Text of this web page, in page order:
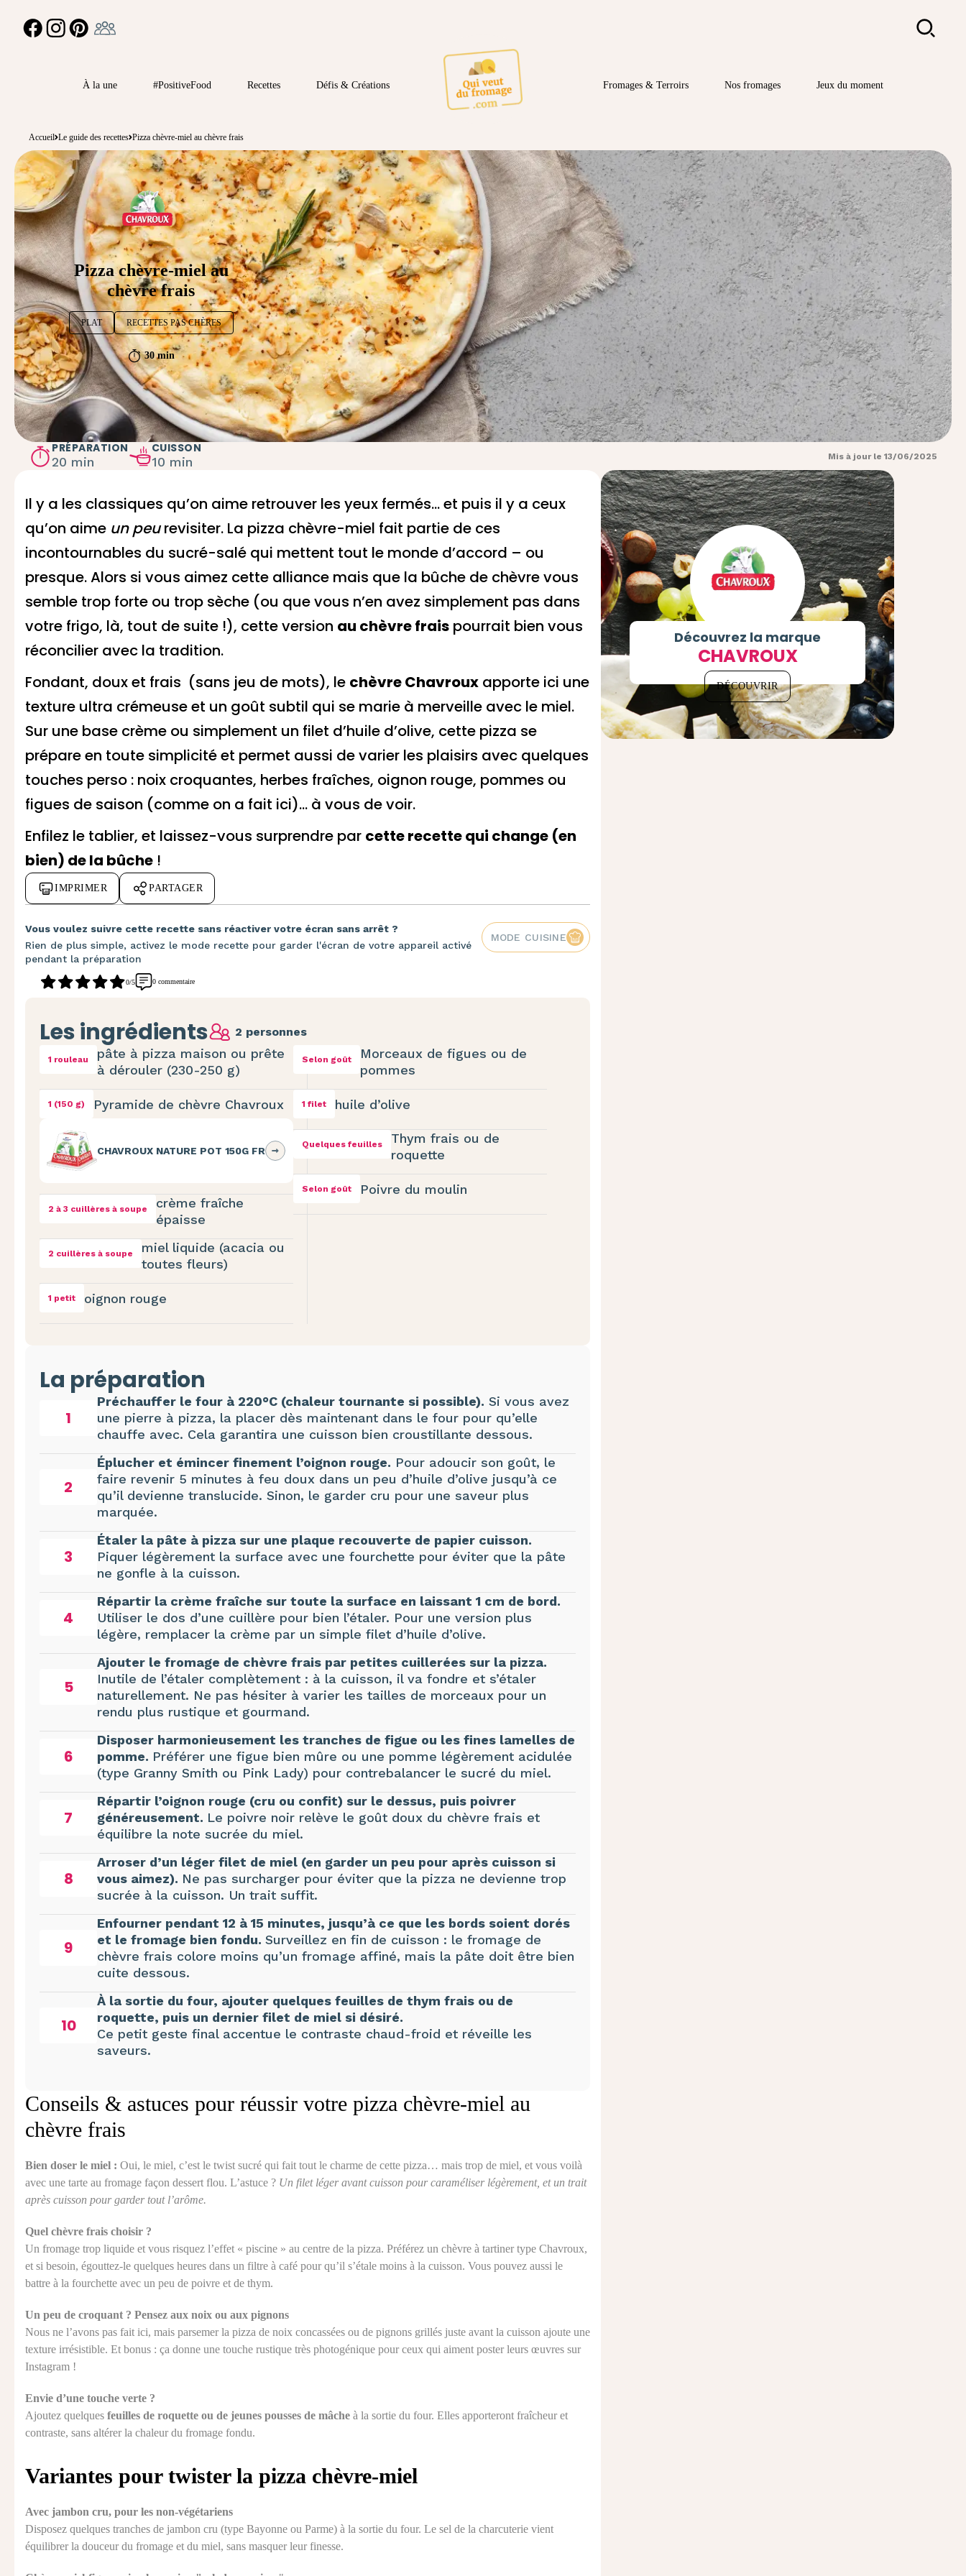
FACEBOOKINSTAGRAMPINTEREST Rechercher
À la une #PositiveFood Recettes Défis & Créations Fromages & Terroirs Nos fromages Jeux du moment
Accueil Le guide des recettes Pizza chèvre-miel au chèvre frais
Pizza chèvre-miel au
chèvre frais
PLAT RECETTES PAS CHÈRES
30 min
PRÉPARATION
20 min
CUISSON
10 min Mis à jour le 13/06/2025
Il y a les classiques qu’on aime retrouver les yeux fermés… et puis il y a ceux
qu’on aime un peurevisiter. La pizza chèvre-miel fait partie de ces
incontournables du sucré-salé qui mettent tout le monde d’accord – ou
presque. Alors si vous aimez cette alliance mais que la bûche de chèvre vous
semble trop forte ou trop sèche (ou que vous n’en avez simplement pas dans
votre frigo, là, tout de suite !), cette version au chèvre frais pourrait bien vous
réconcilier avec la tradition.
Fondant, doux et frais (sans jeu de mots), le chèvre Chavroux apporte ici une
texture ultra crémeuse et un goût subtil qui se marie à merveille avec le miel.
Sur une base crème ou simplement un filet d’huile d’olive, cette pizza se
prépare en toute simplicité et permet aussi de varier les plaisirs avec quelques
touches perso : noix croquantes, herbes fraîches, oignon rouge, pommes ou
figues de saison (comme on a fait ici)… à vous de voir.
Enfilez le tablier, et laissez-vous surprendre par cette recette qui change (en
bien) de la bûche !
IMPRIMER PARTAGER
Vous voulez suivre cette recette sans réactiver votre écran sans arrêt ?
Rien de plus simple, activez le mode recette pour garder l'écran de votre appareil activé
pendant la préparation
MODE CUISINE
0/5 0 commentaire
Les ingrédients 2 personnes
1 rouleau
pâte à pizza maison ou prête
à dérouler (230-250 g)
1 (150 g) Pyramide de chèvre Chavroux
CHAVROUX NATURE POT 150G FR
2 à 3 cuillères à soupe
crème fraîche
épaisse
2 cuillères à soupe
miel liquide (acacia ou
toutes fleurs)
1 petit oignon rouge
Selon goût
Morceaux de figues ou de
pommes
1 filet huile d’olive
Quelques feuilles
Thym frais ou de
roquette
Selon goût Poivre du moulin
La préparation
1
Préchauffer le four à 220°C (chaleur tournante si possible). Si vous avez
une pierre à pizza, la placer dès maintenant dans le four pour qu’elle
chauffe avec. Cela garantira une cuisson bien croustillante dessous.
2
Éplucher et émincer finement l’oignon rouge. Pour adoucir son goût, le
faire revenir 5 minutes à feu doux dans un peu d’huile d’olive jusqu’à ce
qu’il devienne translucide. Sinon, le garder cru pour une saveur plus
marquée.
3
Étaler la pâte à pizza sur une plaque recouverte de papier cuisson.
Piquer légèrement la surface avec une fourchette pour éviter que la pâte
ne gonfle à la cuisson.
4
Répartir la crème fraîche sur toute la surface en laissant 1 cm de bord.
Utiliser le dos d’une cuillère pour bien l’étaler. Pour une version plus
légère, remplacer la crème par un simple filet d’huile d’olive.
5
Ajouter le fromage de chèvre frais par petites cuillerées sur la pizza.
Inutile de l’étaler complètement : à la cuisson, il va fondre et s’étaler
naturellement. Ne pas hésiter à varier les tailles de morceaux pour un
rendu plus rustique et gourmand.
6
Disposer harmonieusement les tranches de figue ou les fines lamelles de
pomme. Préférer une figue bien mûre ou une pomme légèrement acidulée
(type Granny Smith ou Pink Lady) pour contrebalancer le sucré du miel.
7
Répartir l’oignon rouge (cru ou confit) sur le dessus, puis poivrer
généreusement. Le poivre noir relève le goût doux du chèvre frais et
équilibre la note sucrée du miel.
8
Arroser d’un léger filet de miel (en garder un peu pour après cuisson si
vous aimez). Ne pas surcharger pour éviter que la pizza ne devienne trop
sucrée à la cuisson. Un trait suffit.
9
Enfourner pendant 12 à 15 minutes, jusqu’à ce que les bords soient dorés
et le fromage bien fondu. Surveillez en fin de cuisson : le fromage de
chèvre frais colore moins qu’un fromage affiné, mais la pâte doit être bien
cuite dessous.
10
À la sortie du four, ajouter quelques feuilles de thym frais ou de
roquette, puis un dernier filet de miel si désiré.
Ce petit geste final accentue le contraste chaud-froid et réveille les
saveurs.
Conseils & astuces pour réussir votre pizza chèvre-miel au
chèvre frais
Bien doser le miel : Oui, le miel, c’est le twist sucré qui fait tout le charme de cette pizza… mais trop de miel, et vous voilà
avec une tarte au fromage façon dessert flou. L’astuce ? Un filet léger avant cuisson pour caraméliser légèrement, et un trait
après cuisson pour garder tout l’arôme.
Quel chèvre frais choisir ?
Un fromage trop liquide et vous risquez l’effet « piscine » au centre de la pizza. Préférez un chèvre à tartiner type Chavroux,
et si besoin, égouttez-le quelques heures dans un filtre à café pour qu’il s’étale moins à la cuisson. Vous pouvez aussi le
battre à la fourchette avec un peu de poivre et de thym.
Un peu de croquant ? Pensez aux noix ou aux pignons
Nous ne l’avons pas fait ici, mais parsemer la pizza de noix concassées ou de pignons grillés juste avant la cuisson ajoute une
texture irrésistible. Et bonus : ça donne une touche rustique très photogénique pour ceux qui aiment poster leurs œuvres sur
Instagram !
Envie d’une touche verte ?
Ajoutez quelques feuilles de roquette ou de jeunes pousses de mâche à la sortie du four. Elles apporteront fraîcheur et
contraste, sans altérer la chaleur du fromage fondu.
Variantes pour twister la pizza chèvre-miel
Avec jambon cru, pour les non-végétariens
Disposez quelques tranches de jambon cru (type Bayonne ou Parme) à la sortie du four. Le sel de la charcuterie vient
équilibrer la douceur du fromage et du miel, sans masquer leur finesse.
Découvrez la marque
CHAVROUX
DÉCOUVRIR